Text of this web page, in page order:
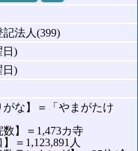
法人(399)
日)
日)
がな】＝「やまがたけ
数】＝1,473カ寺
＝1,123,891人